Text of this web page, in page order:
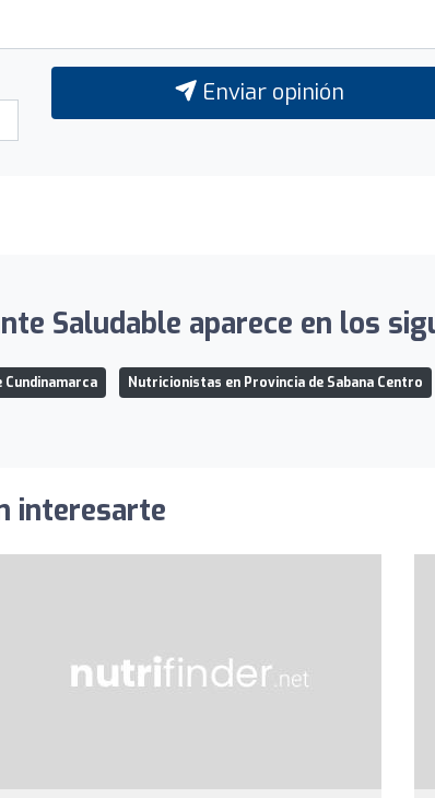
Enviar opinión
Saludable aparece en los
Nutricionistas en Provincia de Sabana Centro
interesarte